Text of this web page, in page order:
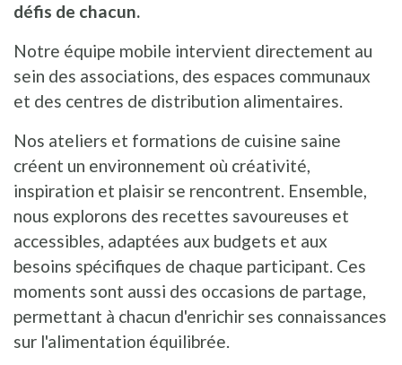
défis de chacun.
Notre équipe mobile intervient directement au
sein des associations, des espaces communaux
et des centres de distribution alimentaires.
Nos ateliers et formations de cuisine saine
créent un environnement où créativité,
inspiration et plaisir se rencontrent. Ensemble,
nous explorons des recettes savoureuses et
accessibles, adaptées aux budgets et aux
besoins spécifiques de chaque participant. Ces
moments sont aussi des occasions de partage,
permettant à chacun d'enrichir ses connaissances
sur l'alimentation équilibrée.